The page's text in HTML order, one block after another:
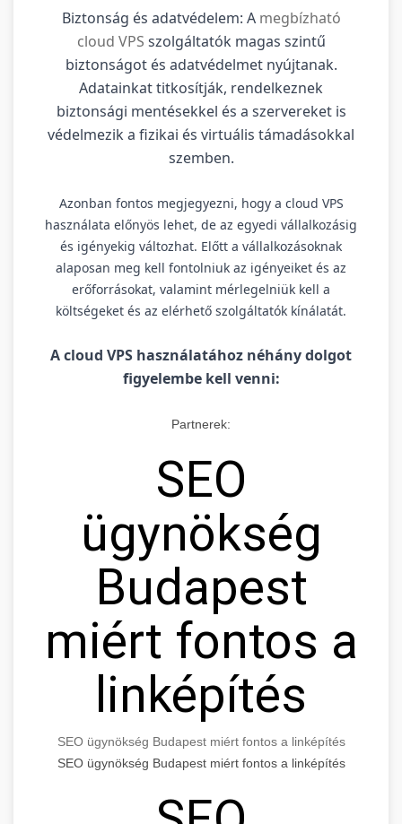
Biztonság és adatvédelem: A megbízható
cloud VPS szolgáltatók magas szintű
biztonságot és adatvédelmet nyújtanak.
Adatainkat titkosítják, rendelkeznek
biztonsági mentésekkel és a szervereket is
védelmezik a fizikai és virtuális támadásokkal
szemben.
Azonban fontos megjegyezni, hogy a cloud VPS
használata előnyös lehet, de az egyedi vállalkozásig
és igényekig változhat. Előtt a vállalkozásoknak
alaposan meg kell fontolniuk az igényeiket és az
erőforrásokat, valamint mérlegelniük kell a
költségeket és az elérhető szolgáltatók kínálatát.
A cloud VPS használatához néhány dolgot
figyelembe kell venni:
Partnerek:
SEO
ügynökség
Budapest
miért fontos a
linképítés
SEO ügynökség Budapest miért fontos a linképítés
SEO ügynökség Budapest miért fontos a linképítés